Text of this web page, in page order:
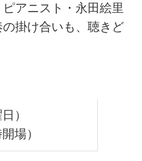
アニスト・永田絵里
掛け合いも、聴きど
）
場）